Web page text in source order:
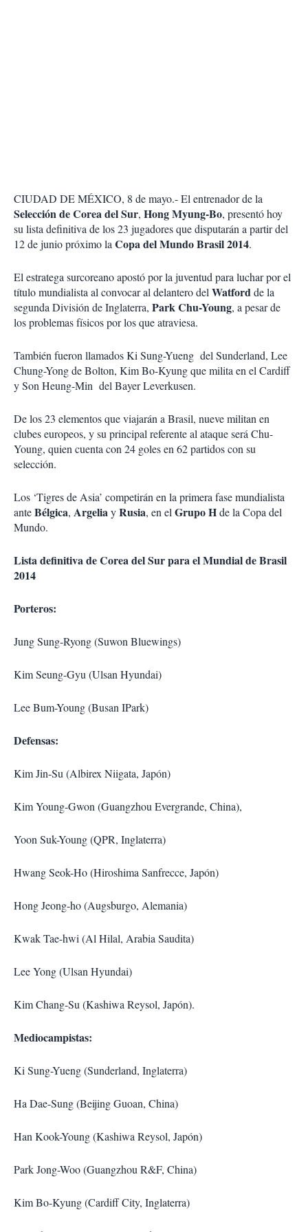
CIUDAD DE MÉXICO, 8 de mayo.- El entrenador de la
Selección de Corea del Sur, Hong Myung-Bo, presentó hoy
su lista definitiva de los 23 jugadores que disputarán a partir del
12 de junio próximo laCopa del Mundo Brasil 2014.
El estratega surcoreano apostó por la juventud para luchar por el
título mundialista al convocar al delantero delWatfordde la
segunda División de Inglaterra, Park Chu-Young, a pesar de
los problemas físicos por los que atraviesa.
También fueron llamados Ki Sung-Yueng del Sunderland, Lee
Chung-Yong de Bolton, Kim Bo-Kyung que milita en el Cardiff
y Son Heung-Min del Bayer Leverkusen.
De los 23 elementos que viajarán a Brasil, nueve militan en
clubes europeos, y su principal referente al ataque será Chu-
Young, quien cuenta con 24 goles en 62 partidos con su
selección.
Los ‘Tigres de Asia’ competirán en la primera fase mundialista
anteBélgica, ArgeliayRusia, en elGrupo Hde la Copa del
Mundo.
Lista definitiva de Corea del Sur para el Mundial de Brasil
2014
Porteros:
Jung Sung-Ryong (Suwon Bluewings)
Kim Seung-Gyu (Ulsan Hyundai)
Lee Bum-Young (Busan IPark)
Defensas:
Kim Jin-Su (Albirex Niigata, Japón)
Kim Young-Gwon (Guangzhou Evergrande, China),
Yoon Suk-Young (QPR, Inglaterra)
Hwang Seok-Ho (Hiroshima Sanfrecce, Japón)
Hong Jeong-ho (Augsburgo, Alemania)
Kwak Tae-hwi (Al Hilal, Arabia Saudita)
Lee Yong (Ulsan Hyundai)
Kim Chang-Su (Kashiwa Reysol, Japón).
Mediocampistas:
Ki Sung-Yueng (Sunderland, Inglaterra)
Ha Dae-Sung (Beijing Guoan, China)
Han Kook-Young (Kashiwa Reysol, Japón)
Park Jong-Woo (Guangzhou R&F, China)
Kim Bo-Kyung (Cardiff City, Inglaterra)